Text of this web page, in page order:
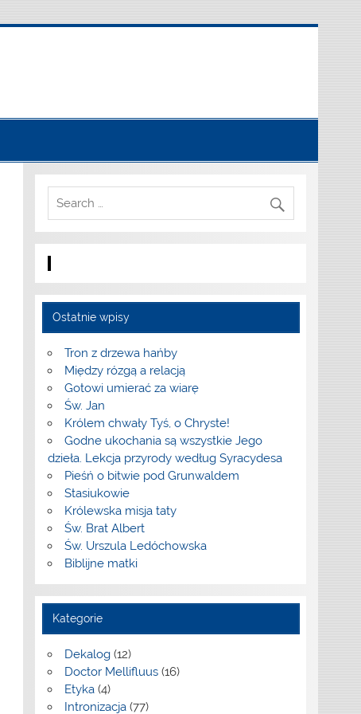
Ostatnie wpisy
Tron z drzewa hańby
Między rózgą a relacją
Gotowi umierać za wiarę
Św. Jan
Królem chwały Tyś, o Chryste!
Godne ukochania są wszystkie Jego
dzieła. Lekcja przyrody według Syracydesa
Pieśń o bitwie pod Grunwaldem
Stasiukowie
Królewska misja taty
Św. Brat Albert
Św. Urszula Ledóchowska
Biblijne matki
Kategorie
Dekalog(12)
Doctor Mellifluus(16)
Etyka(4)
Intronizacja(77)